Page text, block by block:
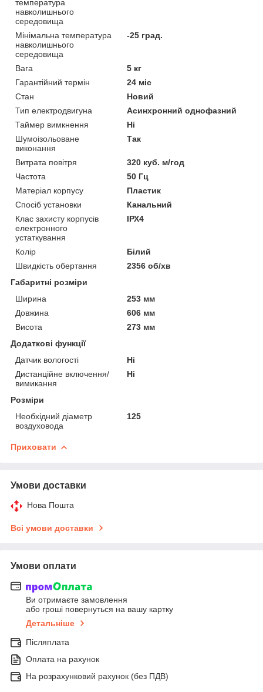
температура
навколишнього
середовища
Мінімальна температура
навколишнього
середовища
-25 град.
Вага
5 кг
Гарантійний термін
24 міс
Стан
Новий
Тип електродвигуна
Асинхронний однофазний
Таймер вимкнення
Ні
Шумоізольоване
виконання
Так
Витрата повітря
320 куб. м/год
Частота
50 Гц
Матеріал корпусу
Пластик
Спосіб установки
Канальний
Клас захисту корпусів
електронного
устаткування
ІРХ4
Колір
Білий
Швидкість обертання
2356 об/хв
Габаритні розміри
Ширина
253 мм
Довжина
606 мм
Висота
273 мм
Додаткові функції
Датчик вологості
Ні
Дистанційне включення/
вимикання
Ні
Розміри
Необхідний діаметр
воздуховода
125
Приховати
Умови доставки
Нова Пошта
Всі умови доставки
Умови оплати
Ви отримаєте замовлення
або гроші повернуться на вашу картку
Детальніше
Післяплата
Оплата на рахунок
На розрахунковий рахунок (без ПДВ)